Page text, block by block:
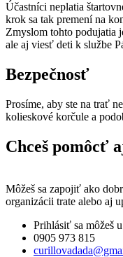
Účastníci neplatia
krok sa tak premení na
Zmyslom tohto podujatia
ale aj viesť deti k službe
Bezpečnosť
Prosíme, aby ste na trať
kolieskové korčule a
Chceš pomôcť
Môžeš sa zapojiť ako
organizácii trate alebo aj
Prihlásiť sa môžeš
0905 973 815